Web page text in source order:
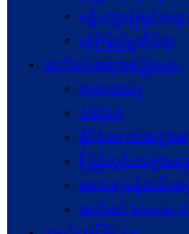
ပဋိပက္ခ‌ဖြေရှင်းရေ
ယုံကြည်မှုဆိုင်ရာ
ဆက်စပ်အဖွဲ့အစည်းများ
ကုလသမဂ္ဂ
ASEAN
နိုင်ငံတကာအဖွဲ့အစည်
ပြည်တွင်းအဖွဲ့အစည်
စေတနာ့ဝန်ထမ်းအ
ဆက်စပ် Website